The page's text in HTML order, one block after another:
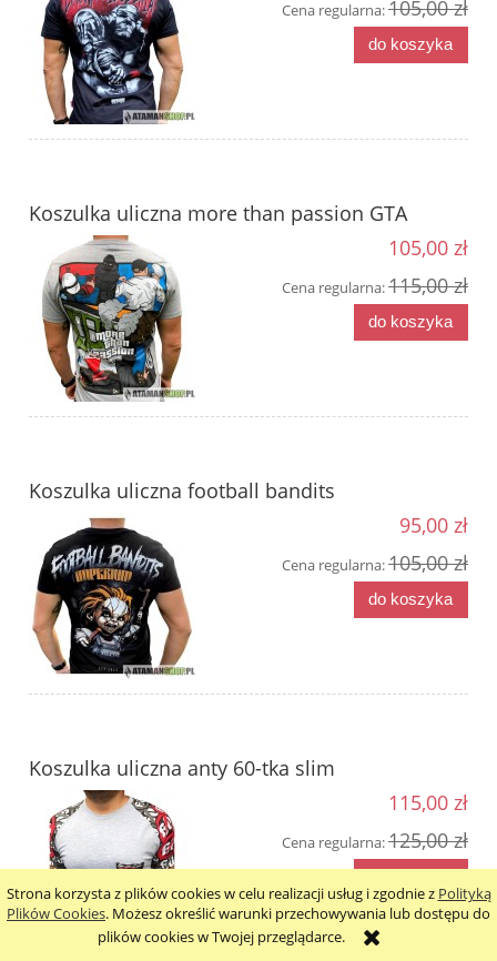
Strona korzysta z plików cookies w celu realizacji usług i zgodnie z Polityką
Plików Cookies. Możesz określić warunki przechowywania lub dostępu do
plików cookies w Twojej przeglądarce.
Cena regularna:105,00 zł
do koszyka
Koszulka uliczna more than passion GTA
105,00 zł
Cena regularna:115,00 zł
do koszyka
Koszulka uliczna football bandits
95,00 zł
Cena regularna:105,00 zł
do koszyka
Koszulka uliczna anty 60-tka slim
115,00 zł
Cena regularna:125,00 zł